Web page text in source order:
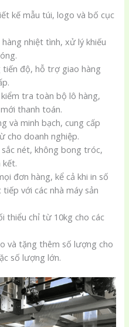
kế mẫu túi, logo và bố cục
nhiệt tình, xử lý khiếu
tiến độ, hỗ trợ giao hàng
tra toàn bộ lô hàng,
thanh toán.
và minh bạch, cung cấp
cho doanh nghiệp.
nét, không bong tróc,
kết.
đơn hàng, kể cả khi in số
với các nhà máy sản
thiểu chỉ từ 10kg cho các
và tặng thêm số lượng cho
số lượng lớn.